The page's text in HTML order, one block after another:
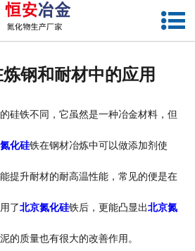
钢和耐材中的应用
硅铁不同，它虽然是一种冶金材料，但
化硅铁在钢材冶炼中可以做添加剂使
提升耐材的耐高温性能，常见的便是在
了北京氮化硅铁后，更能凸显出北京氮
的质量也有很大的改善作用。